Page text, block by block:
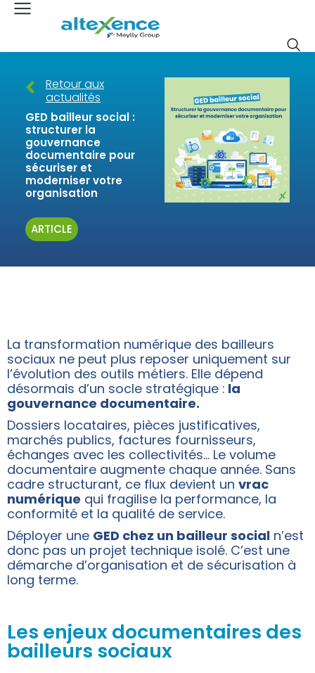
Retour aux
actualités
GED bailleur social :
structurer la
gouvernance
documentaire pour
sécuriser et
moderniser votre
organisation
ARTICLE
La transformation numérique des bailleurs
sociaux ne peut plus reposer uniquement sur
l’évolution des outils métiers. Elle dépend
désormais d’un socle stratégique : la
gouvernance documentaire.
Dossiers locataires, pièces justificatives,
marchés publics, factures fournisseurs,
échanges avec les collectivités… Le volume
documentaire augmente chaque année. Sans
cadre structurant, ce flux devient un vrac
numérique qui fragilise la performance, la
conformité et la qualité de service.
Déployer une GED chez un bailleur social n’est
donc pas un projet technique isolé. C’est une
démarche d’organisation et de sécurisation à
long terme.
Les enjeux documentaires des
bailleurs sociaux